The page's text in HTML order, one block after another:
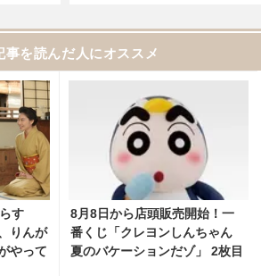
事を読んだ人にオススメ
す
りんが
やって
8月8日から店頭販売開始！一
番くじ「クレヨンしんちゃん
夏のバケーションだゾ」 2枚目